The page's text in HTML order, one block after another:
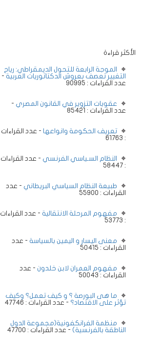
الأكثر قراءة
الموجة الرابعة للتحول الديمقراطي: رياح
التغيير تعصف بعروش الدكتاتوريات العربية -
عدد القراءات : 90995
عقوبات التزوير في القانون المصري -
عدد القراءات : 85421
تعريف الحكومة وانواعها - عدد القراءات
: 61763
النظام السـياسي الفرنسي - عدد القراءات
: 58447
طبيعة النظام السياسي البريطاني - عدد
القراءات : 55900
مفهوم المرحلة الانتقالية - عدد القراءات
: 53773
معنى اليسار و اليمين بالسياسة - عدد
القراءات : 50415
مفهوم العمران لابن خلدون - عدد
القراءات : 50043
ما هى البورصة ؟ و كيف تعمل؟ وكيف
تؤثر على الاقتصاد؟ - عدد القراءات : 47746
منظمة الفرانكفونية(مجموعة الدول
الناطقة بالفرنسية) - عدد القراءات : 47700